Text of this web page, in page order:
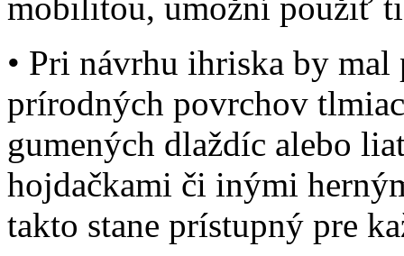
• Pri návrhu ihriska by
prírodných povrchov
gumených dlaždíc alebo
hojdačkami či inými
takto stane prístupný pre